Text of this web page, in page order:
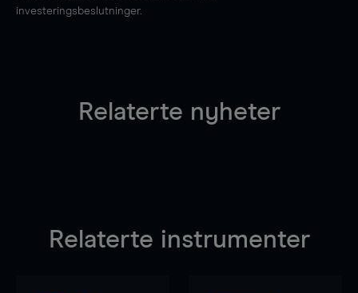
investeringsbeslutninger.
Relaterte nyheter
Relaterte instrumenter